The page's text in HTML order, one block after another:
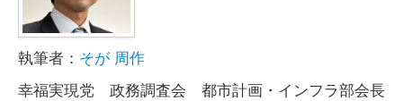
執筆者： そが 周作
幸福実現党 政務調査会 都市計画・インフラ部会長